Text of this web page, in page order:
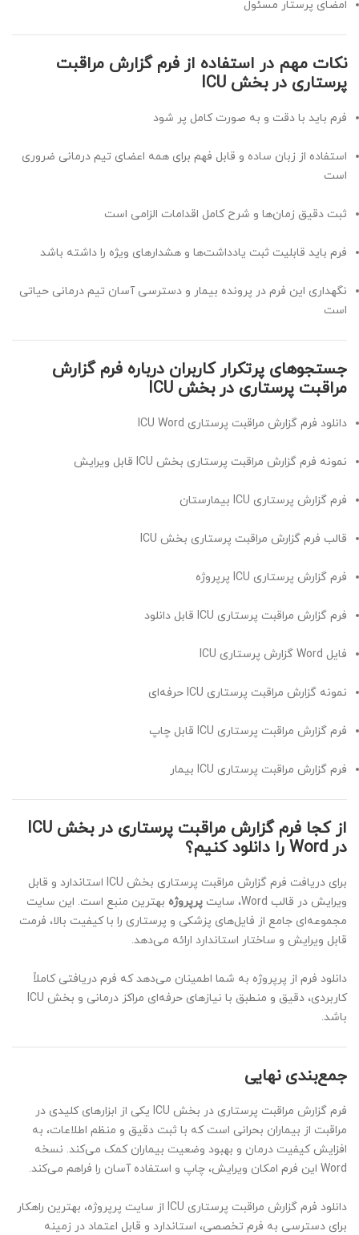
امضای پرستار مسئول
نکات مهم در استفاده از فرم گزارش مراقبت
پرستاری در بخش ICU
فرم باید با دقت و به صورت کامل پر شود
استفاده از زبان ساده و قابل فهم برای همه اعضای تیم درمانی ضروری
است
ثبت دقیق زمان‌ها و شرح کامل اقدامات الزامی است
فرم باید قابلیت ثبت یادداشت‌ها و هشدارهای ویژه را داشته باشد
نگهداری این فرم در پرونده بیمار و دسترسی آسان تیم درمانی حیاتی
است
جستجوهای پرتکرار کاربران درباره فرم گزارش
مراقبت پرستاری در بخش ICU
دانلود فرم گزارش مراقبت پرستاری ICU Word
نمونه فرم گزارش مراقبت پرستاری بخش ICU قابل ویرایش
فرم گزارش پرستاری ICU بیمارستان
قالب فرم گزارش مراقبت پرستاری بخش ICU
فرم گزارش پرستاری ICU پرپروژه
فرم گزارش مراقبت پرستاری ICU قابل دانلود
فایل Word گزارش پرستاری ICU
نمونه گزارش مراقبت پرستاری ICU حرفه‌ای
فرم گزارش مراقبت پرستاری ICU قابل چاپ
فرم گزارش مراقبت پرستاری ICU بیمار
از کجا فرم گزارش مراقبت پرستاری در بخش ICU
در Word را دانلود کنیم؟
برای دریافت فرم گزارش مراقبت پرستاری بخش ICU استاندارد و قابل
ویرایش در قالب Word، سایت
پرپروژه بهترین منبع است. این سایت
مجموعه‌ای جامع از فایل‌های پزشکی و پرستاری را با کیفیت بالا، فرمت
قابل ویرایش و ساختار استاندارد ارائه می‌دهد.
دانلود فرم از پرپروژه به شما اطمینان می‌دهد که فرم دریافتی کاملاً
کاربردی، دقیق و منطبق با نیازهای حرفه‌ای مراکز درمانی و بخش ICU
باشد.
جمع‌بندی نهایی
فرم گزارش مراقبت پرستاری در بخش ICU یکی از ابزارهای کلیدی در
مراقبت از بیماران بحرانی است که با ثبت دقیق و منظم اطلاعات، به
افزایش کیفیت درمان و بهبود وضعیت بیماران کمک می‌کند. نسخه
Word این فرم امکان ویرایش، چاپ و استفاده آسان را فراهم می‌کند.
دانلود فرم گزارش مراقبت پرستاری ICU از سایت پرپروژه، بهترین راهکار
برای دسترسی به فرم تخصصی، استاندارد و قابل اعتماد در زمینه